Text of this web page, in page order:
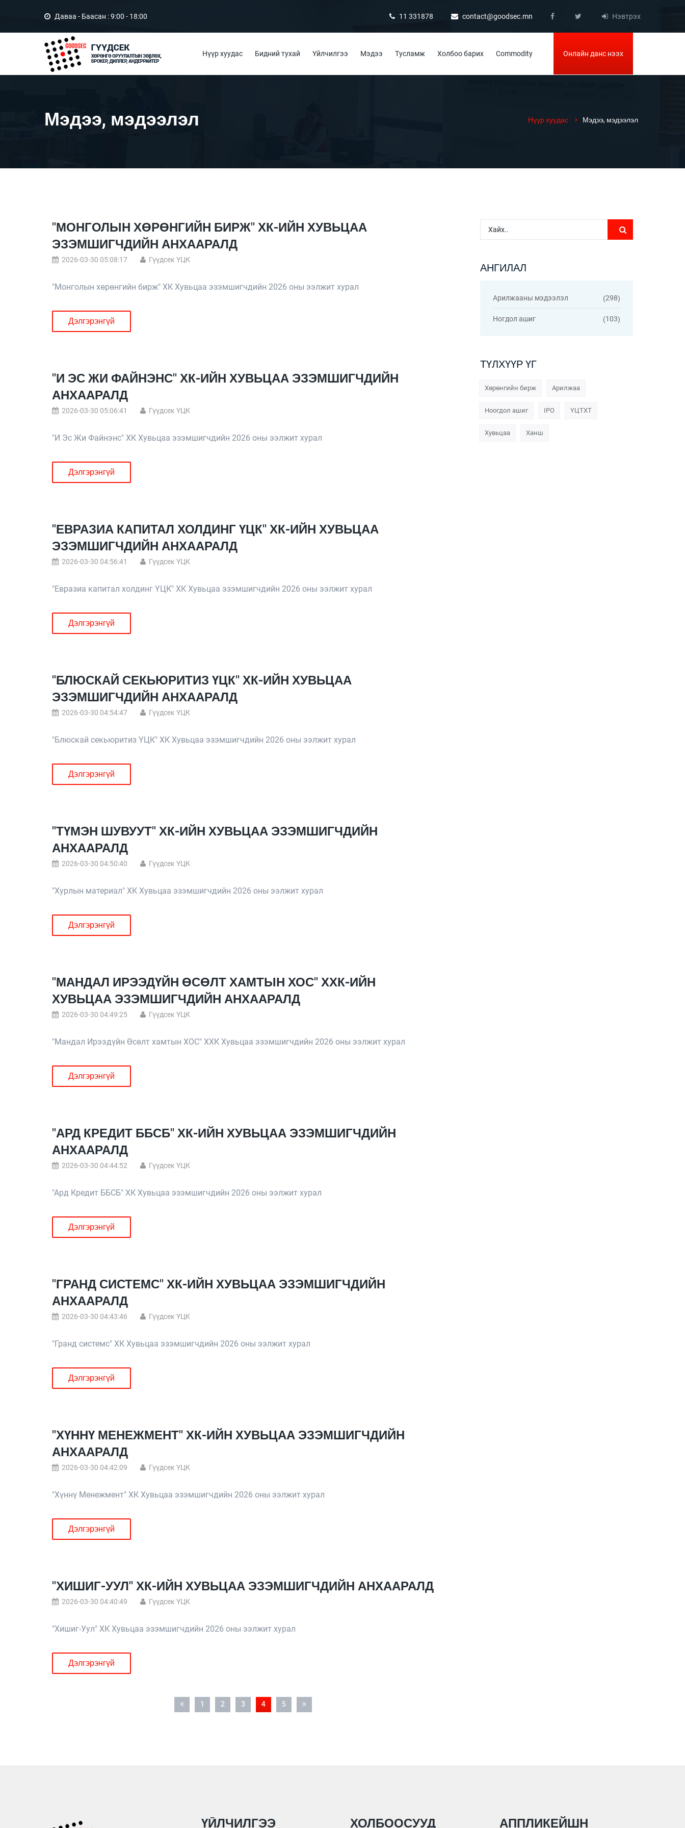
Даваа - Баасан : 9:00 - 18:00 11 331878 contact@goodsec.mn Нэвтрэх
Нүүр хуудас Бидний тухай Үйлчилгээ Мэдээ Тусламж Холбоо барих Commodity Онлайн данс нээх
Мэдээ, мэдээлэл Нүүр хуудас Мэдээ, мэдээлэл
"МОНГОЛЫН ХӨРӨНГИЙН БИРЖ" ХК-ИЙН ХУВЬЦАА
ЭЗЭМШИГЧДИЙН АНХААРАЛД
2026-03-30 05:08:17 Гүүдсек ҮЦК
"Монголын хөрөнгийн бирж" ХК Хувьцаа эзэмшигчдийн 2026 оны ээлжит хурал
Дэлгэрэнгүй
"И ЭС ЖИ ФАЙНЭНС" ХК-ИЙН ХУВЬЦАА ЭЗЭМШИГЧДИЙН
АНХААРАЛД
2026-03-30 05:06:41 Гүүдсек ҮЦК
"И Эс Жи Файнэнс" ХК Хувьцаа эзэмшигчдийн 2026 оны ээлжит хурал
Дэлгэрэнгүй
"ЕВРАЗИА КАПИТАЛ ХОЛДИНГ ҮЦК" ХК-ИЙН ХУВЬЦАА
ЭЗЭМШИГЧДИЙН АНХААРАЛД
2026-03-30 04:56:41 Гүүдсек ҮЦК
"Евразиа капитал холдинг ҮЦК" ХК Хувьцаа эзэмшигчдийн 2026 оны ээлжит хурал
Дэлгэрэнгүй
"БЛЮСКАЙ СЕКЬЮРИТИЗ ҮЦК" ХК-ИЙН ХУВЬЦАА
ЭЗЭМШИГЧДИЙН АНХААРАЛД
2026-03-30 04:54:47 Гүүдсек ҮЦК
"Блюскай секьюритиз ҮЦК" ХК Хувьцаа эзэмшигчдийн 2026 оны ээлжит хурал
Дэлгэрэнгүй
"ТҮМЭН ШУВУУТ" ХК-ИЙН ХУВЬЦАА ЭЗЭМШИГЧДИЙН
АНХААРАЛД
2026-03-30 04:50:40 Гүүдсек ҮЦК
"Хурлын материал" ХК Хувьцаа эзэмшигчдийн 2026 оны ээлжит хурал
Дэлгэрэнгүй
"МАНДАЛ ИРЭЭДҮЙН ӨСӨЛТ ХАМТЫН ХОС" ХХК-ИЙН
ХУВЬЦАА ЭЗЭМШИГЧДИЙН АНХААРАЛД
2026-03-30 04:49:25 Гүүдсек ҮЦК
"Мандал Ирээдүйн Өсөлт хамтын ХОС" ХХК Хувьцаа эзэмшигчдийн 2026 оны ээлжит хурал
Дэлгэрэнгүй
"АРД КРЕДИТ ББСБ" ХК-ИЙН ХУВЬЦАА ЭЗЭМШИГЧДИЙН
АНХААРАЛД
2026-03-30 04:44:52 Гүүдсек ҮЦК
"Ард Кредит ББСБ" ХК Хувьцаа эзэмшигчдийн 2026 оны ээлжит хурал
Дэлгэрэнгүй
"ГРАНД СИСТЕМС" ХК-ИЙН ХУВЬЦАА ЭЗЭМШИГЧДИЙН
АНХААРАЛД
2026-03-30 04:43:46 Гүүдсек ҮЦК
"Гранд системс" ХК Хувьцаа эзэмшигчдийн 2026 оны ээлжит хурал
Дэлгэрэнгүй
"ХҮННҮ МЕНЕЖМЕНТ" ХК-ИЙН ХУВЬЦАА ЭЗЭМШИГЧДИЙН
АНХААРАЛД
2026-03-30 04:42:09 Гүүдсек ҮЦК
"Хүннү Менежмент" ХК Хувьцаа эзэмшигчдийн 2026 оны ээлжит хурал
Дэлгэрэнгүй
"ХИШИГ-УУЛ" ХК-ИЙН ХУВЬЦАА ЭЗЭМШИГЧДИЙН АНХААРАЛД
2026-03-30 04:40:49 Гүүдсек ҮЦК
"Хишиг-Уул" ХК Хувьцаа эзэмшигчдийн 2026 оны ээлжит хурал
Дэлгэрэнгүй
1 2 3 4 5
АНГИЛАЛ
Арилжааны мэдээлэл 298
Ногдол ашиг 103
ТҮЛХҮҮР ҮГ
Хөрөнгийн бирж Арилжаа
Ноогдол ашиг IPO ҮЦТХТ
Хувьцаа Ханш
ҮЙЛЧИЛГЭЭ ХОЛБООСУУД АППЛИКЕЙШН